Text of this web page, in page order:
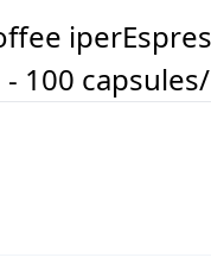
100